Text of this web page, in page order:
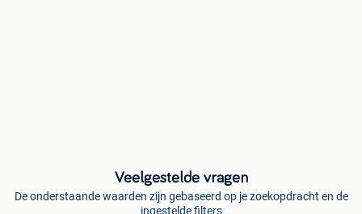
Veelgestelde vragen
De onderstaande waarden zijn gebaseerd op je zoekopdracht en de
ingestelde filters